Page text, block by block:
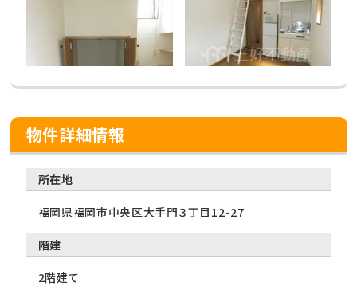
物件詳細情報
所在地
福岡県福岡市中央区大手門３丁目12-27
階建
2階建て